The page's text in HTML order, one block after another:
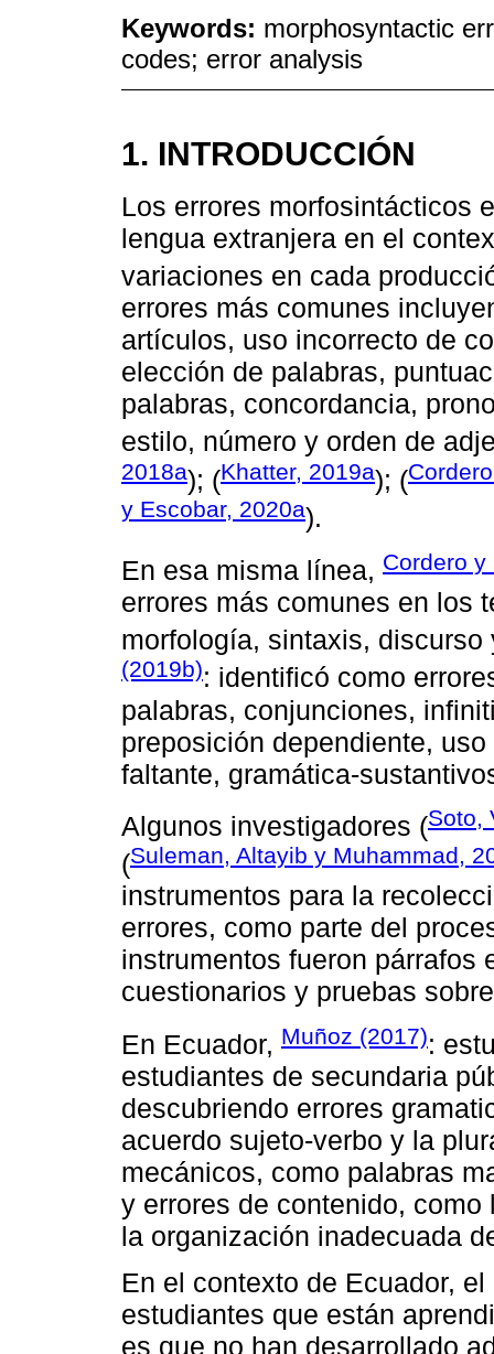
Keywords: morphosyntactic
codes; error analysis
1. INTRODUCCIÓN
Los errores morfosintácticos
lengua extranjera en el
variaciones en cada
errores más comunes
artículos, uso incorrecto de
elección de palabras,
palabras, concordancia,
estilo, número y orden de
2018a); (Khatter, 2019a); (
y Escobar, 2020a).
En esa misma línea, Cordero y
errores más comunes en los
morfología, sintaxis,
(2019b): identificó como
palabras, conjunciones,
preposición dependiente,
faltante, gramática-
Algunos investigadores (Soto,
(Suleman, Altayib y Muhammad,
instrumentos para la
errores, como parte del
instrumentos fueron párrafos
cuestionarios y pruebas
En Ecuador, Muñoz (2017):
estudiantes de secundaria
descubriendo errores
acuerdo sujeto-verbo y la
mecánicos, como palabras
y errores de contenido,
la organización inadecuada
En el contexto de Ecuador,
estudiantes que están
es que no han desarrollado